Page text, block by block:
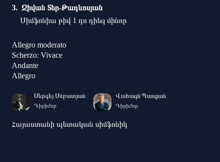
Ջիվան Տեր-Թադևոսյան
Սիմֆոնիա թիվ 1 դո դիեզ մինոր
Allegro moderato
Scherzo։ Vivace
Andante
Allegro
Սերգեյ Սմբատյան
Դիրիժոր
Վահագն Պապյան
Դիրիժոր
Հայաստանի պետական սիմֆոնիկ